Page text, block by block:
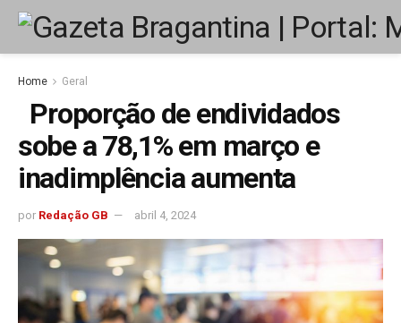
Home Geral
Proporção de endividados
sobe a 78,1% em março e
inadimplência aumenta
por Redação GB abril 4, 2024